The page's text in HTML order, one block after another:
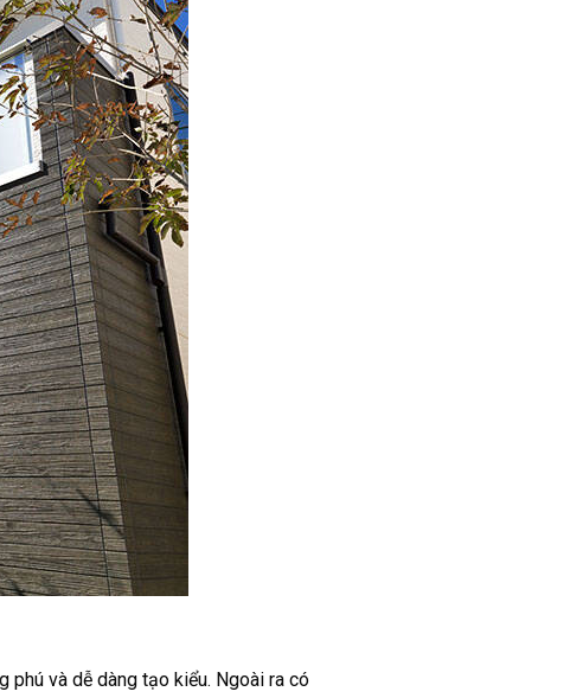
và dễ dàng tạo kiểu. Ngoài ra có